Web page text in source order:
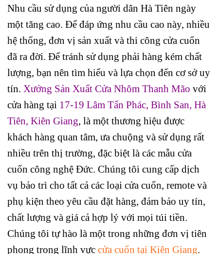
Nhu cầu sử dụng của người dân Hà Tiên ngày
một tăng cao. Để đáp ứng nhu cầu cao này, nhiều
hệ thống, đơn vị sản xuất và thi công cửa cuốn
đã ra đời. Để tránh sử dụng phải hàng kém chất
lượng, bạn nên tìm hiểu và lựa chọn đến cơ sở uy
tín. Xưởng Sản Xuất Cửa Nhôm Thanh Mão với
cửa hàng tại 17-19 Lâm Tấn Phác, Bình San, Hà
Tiên, Kiên Giang, là một thương hiệu được
khách hàng quan tâm, ưa chuộng và sử dụng rất
nhiều trên thị trường, đặc biệt là các mẫu cửa
cuốn công nghệ Đức. Chúng tôi cung cấp dịch
vụ bảo trì cho tất cả các loại cửa cuốn, remote và
phụ kiện theo yêu cầu đặt hàng, đảm bảo uy tín,
chất lượng và giá cả hợp lý với mọi túi tiền.
Chúng tôi tự hào là một trong những đơn vị tiên
phong trong lĩnh vực cửa cuốn tại Kiên Giang.